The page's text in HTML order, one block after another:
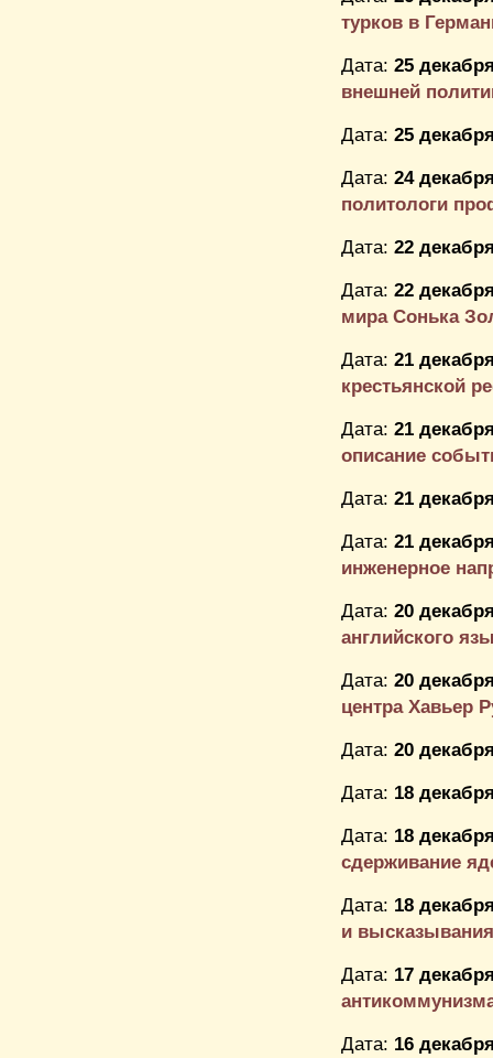
турков в
Дата: 25
внешней
Дата: 25
Дата: 24
политологи
Дата: 22
Дата: 22
мира Сонька
Дата: 21
крестьянской
Дата: 21
описание
Дата: 21
Дата: 21
инженерное
Дата: 20
английского
Дата: 20
центра Хавьер
Дата: 20
Дата: 18
Дата: 18
сдерживание
Дата: 18
и
Дата: 17
Дата: 16